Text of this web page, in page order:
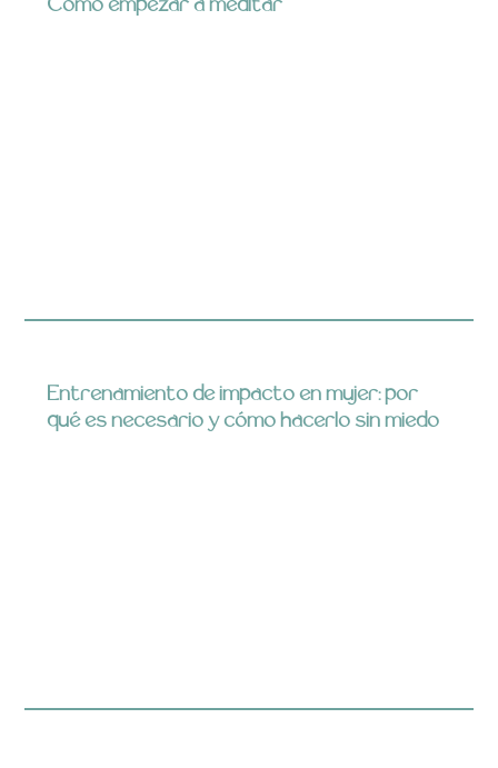
Entrenamiento de impacto en mujer: por
qué es necesario y cómo hacerlo sin miedo